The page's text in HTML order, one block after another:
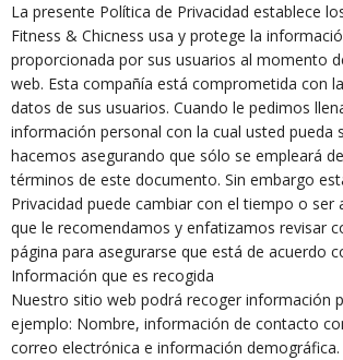
La presente Política de Privacidad establece
Fitness & Chicness usa y protege la
proporcionada por sus usuarios al momento
web. Esta compañía está comprometida con
datos de sus usuarios. Cuando le pedimos
información personal con la cual usted pueda
hacemos asegurando que sólo se empleará
términos de este documento. Sin embargo
Privacidad puede cambiar con el tiempo o ser
que le recomendamos y enfatizamos revisar
página para asegurarse que está de acuerdo
Información que es recogida
Nuestro sitio web podrá recoger información
ejemplo: Nombre, información de contacto
correo electrónica e información